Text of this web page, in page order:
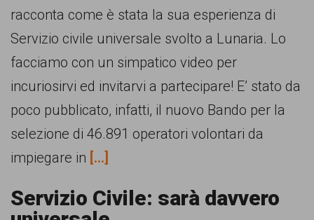
racconta come è stata la sua esperienza di
Servizio civile universale svolto a Lunaria. Lo
facciamo con un simpatico video per
incuriosirvi ed invitarvi a partecipare! E’ stato da
poco pubblicato, infatti, il nuovo Bando per la
selezione di 46.891 operatori volontari da
impiegare in [...]
Servizio Civile: sarà davvero